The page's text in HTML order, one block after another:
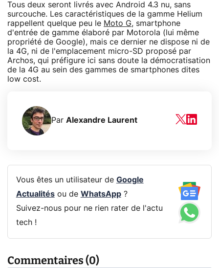
Tous deux seront livrés avec Android 4.3 nu, sans
surcouche. Les caractéristiques de la gamme Helium
rappellent quelque peu le Moto G, smartphone
d'entrée de gamme élaboré par Motorola (lui même
propriété de Google), mais ce dernier ne dispose ni de
la 4G, ni de l'emplacement micro-SD proposé par
Archos, qui préfigure ici sans doute la démocratisation
de la 4G au sein des gammes de smartphones dites
low cost.
Par Alexandre Laurent
Vous êtes un utilisateur de Google
Actualitésou de WhatsApp?
Suivez-nous pour ne rien rater de l'actu
tech !
Commentaires (0)